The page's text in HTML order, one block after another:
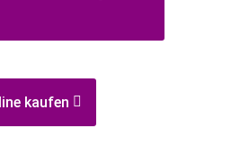
kaufen